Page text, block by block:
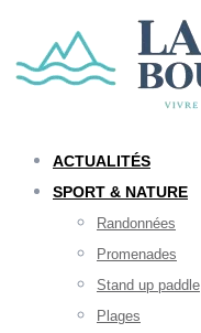
ACTUALITÉS
SPORT & NATURE
Randonnées
Promenades
Stand up paddle
Plages